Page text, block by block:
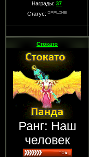
Награды: 37
Статус:
Стокато
Ранг: Наш
человек